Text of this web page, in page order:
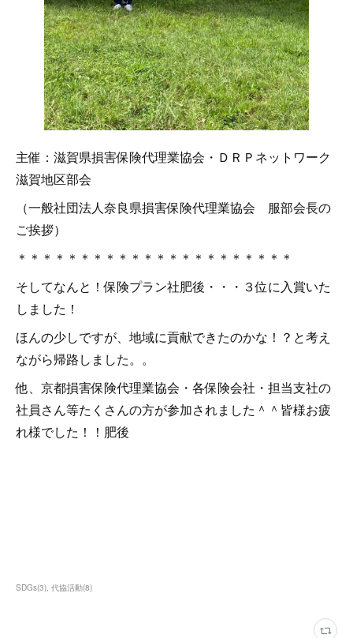
主催：滋賀県損害保険代理業協会・ＤＲＰネットワーク
滋賀地区部会
（一般社団法人奈良県損害保険代理業協会 服部会長の
ご挨拶）
＊＊＊＊＊＊＊＊＊＊＊＊＊＊＊＊＊＊＊＊＊＊
そしてなんと！保険プラン社肥後・・・３位に入賞いた
しました！
ほんの少しですが、地域に貢献できたのかな！？と考え
ながら帰路しました。。
他、京都損害保険代理業協会・各保険会社・担当支社の
社員さん等たくさんの方が参加されました＾＾皆様お疲
れ様でした！！肥後
SDGs(3) 代協活動(8)